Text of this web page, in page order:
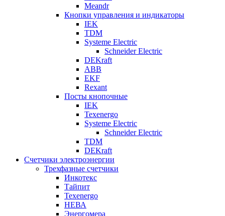
Meandr
Кнопки управления и индикаторы
IEK
TDM
Systeme Electric
Schneider Electric
DEKraft
ABB
EKF
Rexant
Посты кнопочные
IEK
Texenergo
Systeme Electric
Schneider Electric
TDM
DEKraft
Счетчики электроэнергии
Трехфазные счетчики
Инкотекс
Тайпит
Texenergo
НЕВА
Энергомера